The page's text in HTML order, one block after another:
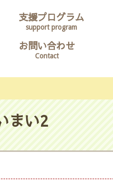
支援プログラム
support program
お問い合わせ
Contact
まい2